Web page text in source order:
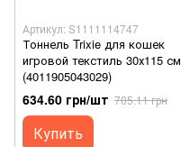
Артикул: S1111114747
Тоннель Trixie для кошек
игровой текстиль 30х115 см
(4011905043029)
634.60 грн/шт 705.11 грн
Купить